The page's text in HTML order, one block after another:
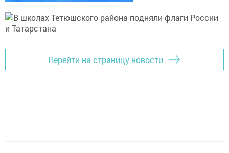
Перейти на страницу новости